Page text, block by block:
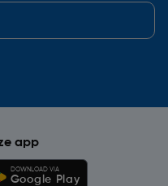
app
DOWNLOAD VIA
Google Play